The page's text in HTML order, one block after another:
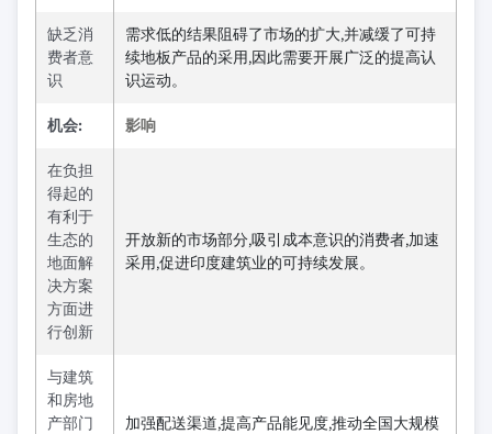
缺乏消
费者意
识
需求低的结果阻碍了市场的扩大,并减缓了可持
续地板产品的采用,因此需要开展广泛的提高认
识运动。
机会: 影响
在负担
得起的
有利于
生态的
地面解
决方案
方面进
行创新
开放新的市场部分,吸引成本意识的消费者,加速
采用,促进印度建筑业的可持续发展。
与建筑
和房地
产部门
加强配送渠道,提高产品能见度,推动全国大规模